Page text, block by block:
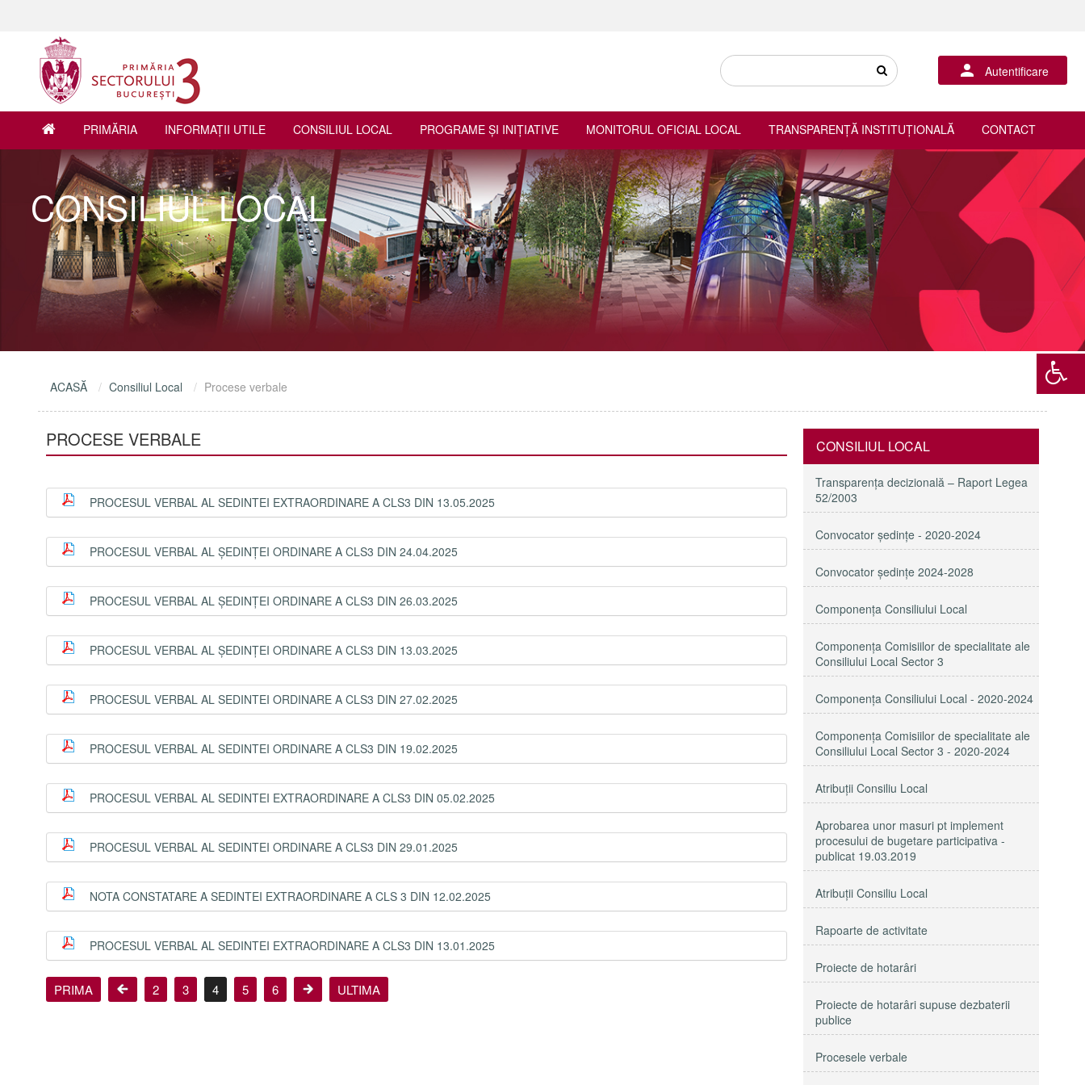
Autentificare
PRIMĂRIA INFORMAŢII UTILE CONSILIUL LOCAL PROGRAME ŞI INIŢIATIVE MONITORUL OFICIAL LOCAL TRANSPARENȚĂ INSTITUȚIONALĂ CONTACT
CONSILIUL LOCAL
ACASĂ Consiliul Local Procese verbale
PROCESE VERBALE
PROCESUL VERBAL AL SEDINTEI EXTRAORDINARE A CLS3 DIN 13.05.2025
PROCESUL VERBAL AL ȘEDINȚEI ORDINARE A CLS3 DIN 24.04.2025
PROCESUL VERBAL AL ȘEDINȚEI ORDINARE A CLS3 DIN 26.03.2025
PROCESUL VERBAL AL ȘEDINȚEI ORDINARE A CLS3 DIN 13.03.2025
PROCESUL VERBAL AL SEDINTEI ORDINARE A CLS3 DIN 27.02.2025
PROCESUL VERBAL AL SEDINTEI ORDINARE A CLS3 DIN 19.02.2025
PROCESUL VERBAL AL SEDINTEI EXTRAORDINARE A CLS3 DIN 05.02.2025
PROCESUL VERBAL AL SEDINTEI ORDINARE A CLS3 DIN 29.01.2025
NOTA CONSTATARE A SEDINTEI EXTRAORDINARE A CLS 3 DIN 12.02.2025
PROCESUL VERBAL AL SEDINTEI EXTRAORDINARE A CLS3 DIN 13.01.2025
PRIMA 2 3 4 5 6 ULTIMA
CONSILIUL LOCAL
Transparenţa decizională – Raport Legea
52/2003
Convocator ședințe - 2020-2024
Convocator ședințe 2024-2028
Componența Consiliului Local
Componența Comisiilor de specialitate ale
Consiliului Local Sector 3
Componenţa Consiliului Local - 2020-2024
Componenţa Comisiilor de specialitate ale
Consiliului Local Sector 3 - 2020-2024
Atribuţii Consiliu Local
Aprobarea unor masuri pt implement
procesului de bugetare participativa -
publicat 19.03.2019
Atribuții Consiliu Local
Rapoarte de activitate
Proiecte de hotarâri
Proiecte de hotarâri supuse dezbaterii
publice
Procesele verbale